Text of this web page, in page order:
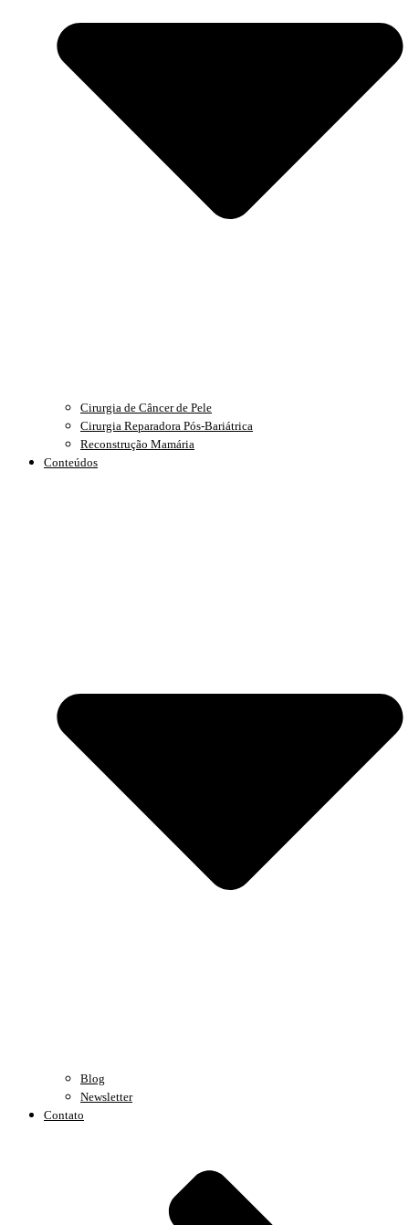
Cirurgia de Câncer de Pele
Cirurgia Reparadora Pós-Bariátrica
Reconstrução Mamária
Conteúdos
Blog
Newsletter
Contato